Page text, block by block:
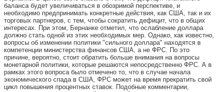
баланса будет увеличиваться в обозримой перспективе, и
необходимо предпринимать конкретные действия, как США, так и их
торговых партнеров, с тем, чтобы сократить дефицит, что в общих
интересах. При этом, Бернанке отметил, что ослабление доллара
должно стать одной из этих необходимых мер. Однако, как известно,
вопросы об изменении политики "сильного доллара" находятся в
компетенции министерства финансов США, а не ФРС. По это
причине, вероятно, стоит обратить больше внимания на вопросы
монетарной политики, которые решаются непосредственно ФРС. А в
рамках этого вопроса было отмечено то, что в случае начала
экономического спада в США, ФРС может на время прекратить свой
цикл повышения процентных ставок. Подобные комментарии,